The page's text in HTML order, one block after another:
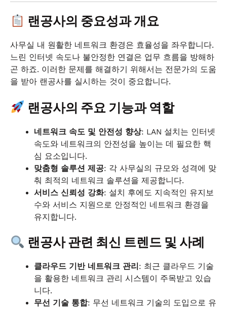
랜공사의 중요성과 개요
사무실 내 원활한 네트워크 환경은 효율성을 좌우합니다.
느린 인터넷 속도나 불안정한 연결은 업무 흐름을 방해하
곤 하죠. 이러한 문제를 해결하기 위해서는 전문가의 도움
을 받아 랜공사를 실시하는 것이 중요합니다.
랜공사의 주요 기능과 역할
네트워크 속도 및 안전성 향상: LAN 설치는 인터넷
속도와 네트워크의 안전성을 높이는 데 필요한 핵
심 요소입니다.
맞춤형 솔루션 제공: 각 사무실의 규모와 성격에 맞
춰 최적의 네트워크 솔루션을 제공합니다.
서비스 신뢰성 강화: 설치 후에도 지속적인 유지보
수와 서비스 지원으로 안정적인 네트워크 환경을
유지합니다.
랜공사 관련 최신 트렌드 및 사례
클라우드 기반 네트워크 관리 : 최근 클라우드 기술
을 활용한 네트워크 관리 시스템이 주목받고 있습
니다.
무선 기술 통합: 무선 네트워크 기술의 도입으로 유